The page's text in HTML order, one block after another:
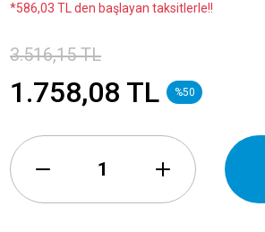
*586,03 TL den başlayan taksitlerle!!
3.516,15 TL
1.758,08 TL %50